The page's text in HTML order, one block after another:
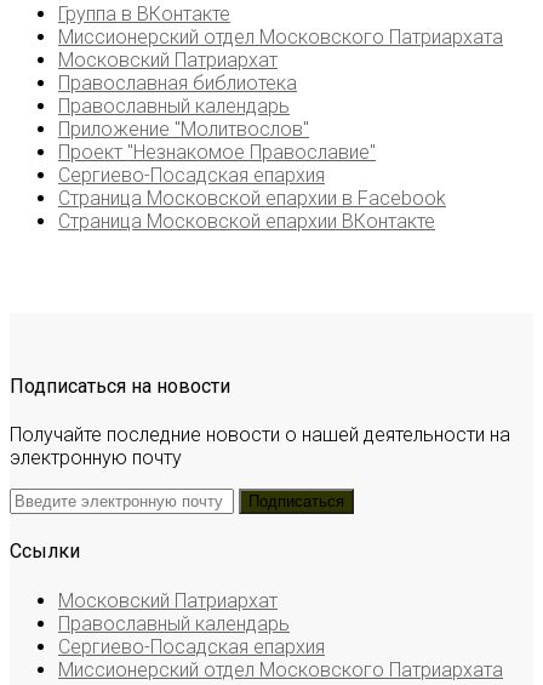
Группа в ВКонтакте
Миссионерский отдел Московского Патриархата
Московский Патриархат
Православная библиотека
Православный календарь
Приложение "Молитвослов"
Проект "Незнакомое Православие"
Сергиево-Посадская епархия
Страница Московской епархии в Facebook
Страница Московской епархии ВКонтакте
Подписаться на новости
Получайте последние новости о нашей деятельности на
электронную почту
Ссылки
Московский Патриархат
Православный календарь
Сергиево-Посадская епархия
Миссионерский отдел Московского Патриархата